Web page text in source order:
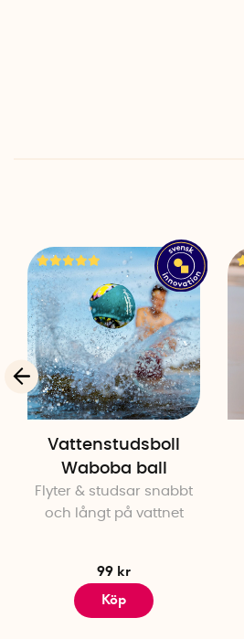
Vattenstudsboll
Waboba ball
Flyter & studsar snabbt
och långt på vattnet
99 kr
Köp